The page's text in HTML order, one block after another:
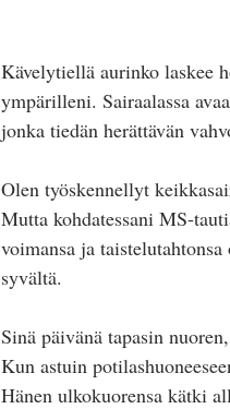
Kävelytiellä aurinko laskee
ympärilleni. Sairaalassa
jonka tiedän herättävän
Olen työskennellyt
Mutta kohdatessani MS-
voimansa ja
syvältä.
Sinä päivänä tapasin
Kun astuin
Hänen ulkokuorensa kätki